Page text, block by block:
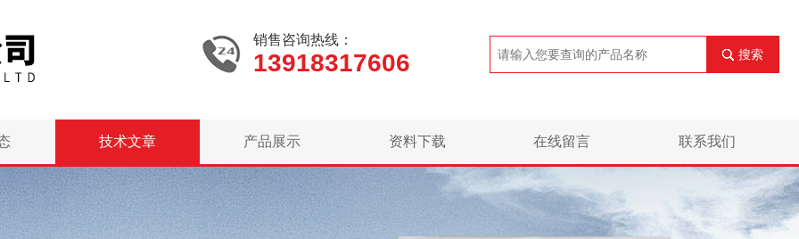
销售咨询热线：
13918317606 搜索
技术文章 产品展示 资料下载 在线留言 联系我们